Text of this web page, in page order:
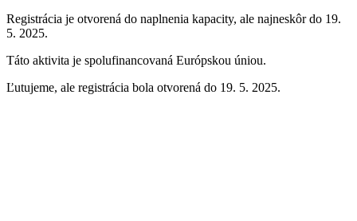
Registrácia je otvorená do naplnenia kapacity, ale najneskôr do 19.
5. 2025.
Táto aktivita je spolufinancovaná Európskou úniou.
Ľutujeme, ale registrácia bola otvorená do 19. 5. 2025.